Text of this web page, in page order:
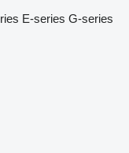
E-series G-series